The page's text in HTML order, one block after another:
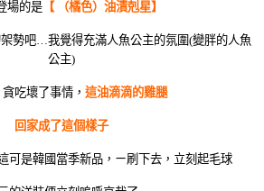
場的是 【 （橘色）油漬剋星】
勢吧…我覺得充滿人魚公主的氛圍(變胖的人魚
公主)
吃壞了事情， 這油滴滴的雞腿
回家成了這個樣子
可是韓國當季新品，ㄧ刷下去，立刻起毛球